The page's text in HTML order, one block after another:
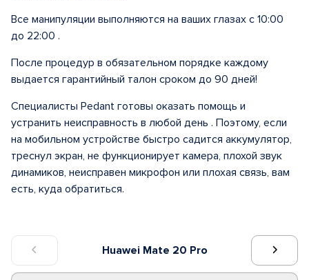
Huawei Mate 20 Pro
Все манипуляции выполняются на ваших глазах с 10:00
до 22:00 .
После процедур в обязательном порядке каждому
выдается гарантийный талон сроком до 90 дней!
Специалисты Pedant готовы оказать помощь и
устранить неисправность в любой день . Поэтому, если
на мобильном устройстве быстро садится аккумулятор,
треснул экран, не функционирует камера, плохой звук
динамиков, неисправен микрофон или плохая связь, вам
есть, куда обратиться.